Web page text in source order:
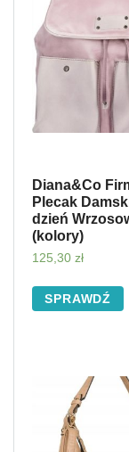
Diana&Co
Plecak
dzień
(kolory)
125,30 zł
SPRAWDŹ